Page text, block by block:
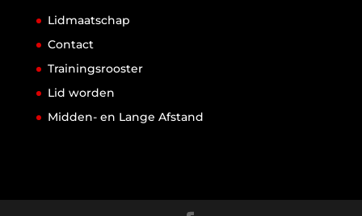
Lidmaatschap
Contact
Trainingsrooster
Lid worden
Midden- en Lange Afstand